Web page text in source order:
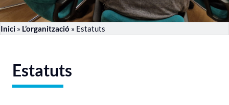
Inici » L’organització » Estatuts
Estatuts